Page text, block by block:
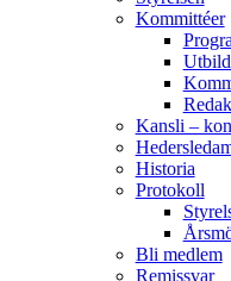
Kommittéer
Kansli –
Historia
Protokoll
Bli medlem
Remissvar